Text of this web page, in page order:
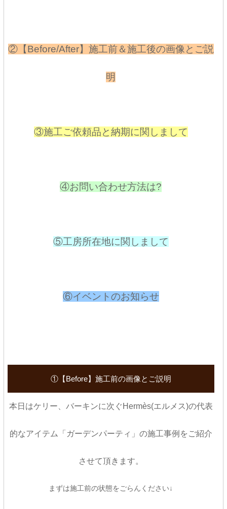
②【Before/After】施工前＆施工後の画像とご説
明
③施工ご依頼品と納期に関しまして
④お問い合わせ方法は?
⑤工房所在地に関しまして
⑥イベントのお知らせ
①【Before】施工前の画像とご説明
本日はケリー、バーキンに次ぐHermès(エルメス)の代表
的なアイテム「ガーデンパーティ」の施工事例をご紹介
させて頂きます。
まずは施工前の状態をごらんください↓